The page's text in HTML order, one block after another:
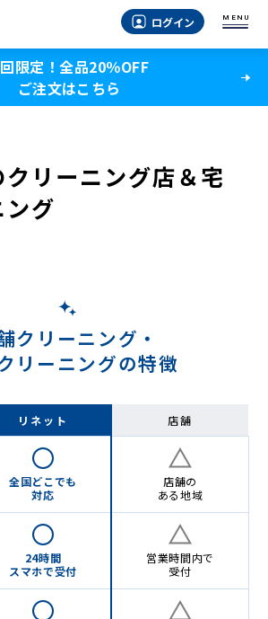
ログイン MENU
限定！全品20％OFF
ご注文はこちら
リーニング店＆宅
グ
クリーニング・
リーニングの特徴
リネット 店舗
全国どこでも
対応
店舗の
ある地域
24時間
スマホで受付
営業時間内で
受付